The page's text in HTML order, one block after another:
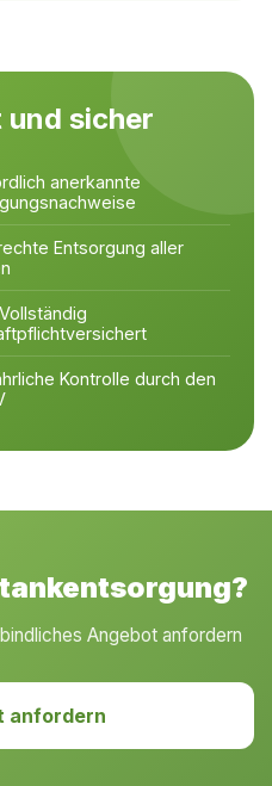
und sicher
anerkannte
Entsorgung aller
Kontrolle durch den
Angebot anfordern
anfordern